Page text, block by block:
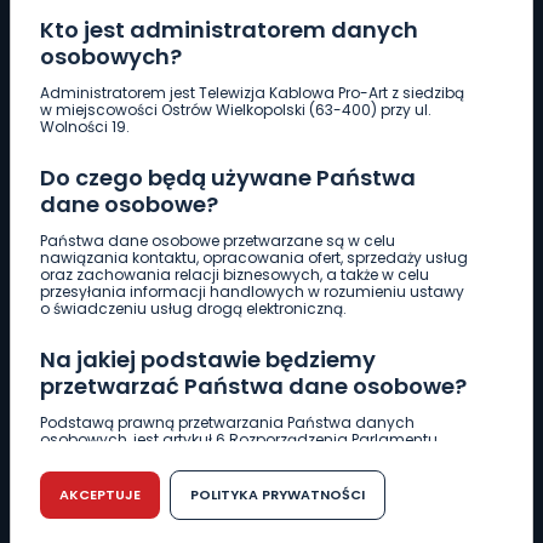
Kto jest administratorem danych
osobowych?
Administratorem jest Telewizja Kablowa Pro-Art z siedzibą
w miejscowości Ostrów Wielkopolski (63-400) przy ul.
Wolności 19.
Do czego będą używane Państwa
dane osobowe?
Państwa dane osobowe przetwarzane są w celu
nawiązania kontaktu, opracowania ofert, sprzedaży usług
oraz zachowania relacji biznesowych, a także w celu
przesyłania informacji handlowych w rozumieniu ustawy
o świadczeniu usług drogą elektroniczną.
Na jakiej podstawie będziemy
przetwarzać Państwa dane osobowe?
Podstawą prawną przetwarzania Państwa danych
osobowych, jest artykuł 6 Rozporządzenia Parlamentu
r. w sprawie ochrony osób fizycznych w związku z
przetwarzaniem danych osobowych w sprawie
swobodnego przepływu takich danych oraz uchylenia
dyrektywy 95/46/WE (RODO).
AKCEPTUJE POLITYKA PRYWATNOŚCI
Pobierz logotyp
661 997 997
REDAKCJA
62 735 22 22redakcja@wlkp24.info
DZIAŁ REKLAMY
62 735 01 85 reklama@wlkp24.info
WIADOMOŚCI
CIEKAWOSTKI